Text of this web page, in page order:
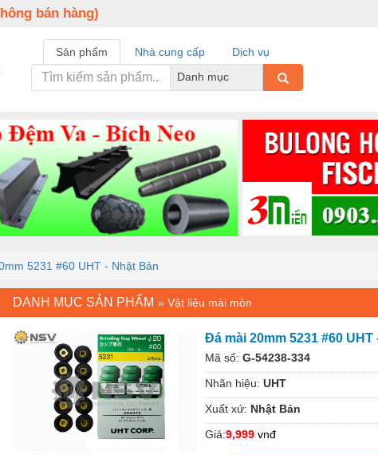
bán hàng)
Sản phẩm Nhà cung cấp
Dịch vụ
Danh mục
5231 #60 UHT - Nhật Bản
DANH MỤC SẢN PHẨM » Vật liệu mài mòn
Đá mài 20mm 5231 #60 UHT
Mã số: G-54238-334
Nhãn hiệu: UHT
Xuất xứ: Nhật Bản
Giá:9,999 vnđ